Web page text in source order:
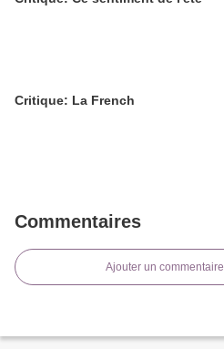
Critique: La French
Commentaires
Ajouter un commentaire